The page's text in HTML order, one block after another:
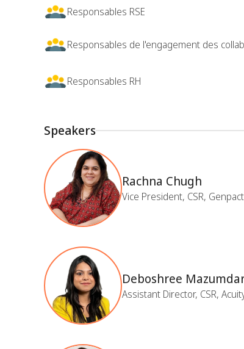
Responsables RSE
Responsables de l'engagement des
Responsables RH
Speakers
Rachna Chugh
Vice President, CSR, Genpact
Deboshree
Assistant Director, CSR,